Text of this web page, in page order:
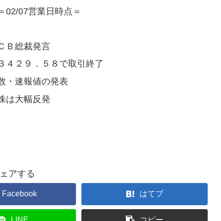
02/07営業日時点＝
Ｂ総裁発言
２９．５８で取引終了
・速報値の発表
は大幅反発
アする
Facebook はてブ